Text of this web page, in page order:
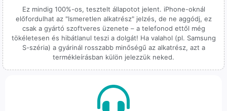
Ez mindig 100%-os, tesztelt állapotot jelent. iPhone-oknál
előfordulhat az "Ismeretlen alkatrész" jelzés, de ne aggódj, ez
csak a gyártó szoftveres üzenete – a telefonod ettől még
tökéletesen és hibátlanul teszi a dolgát! Ha valahol (pl. Samsung
S-széria) a gyárinál rosszabb minőségű az alkatrész, azt a
termékleírásban külön jelezzük neked.